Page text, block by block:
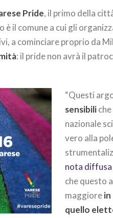
Pride, il primo della
è il comune a cui gli
a cominciare proprio da
: il pride non avrà il
“Questi
sensibiliche
nazionale
vero alla
nota diffusa
che questo
maggiore
quello